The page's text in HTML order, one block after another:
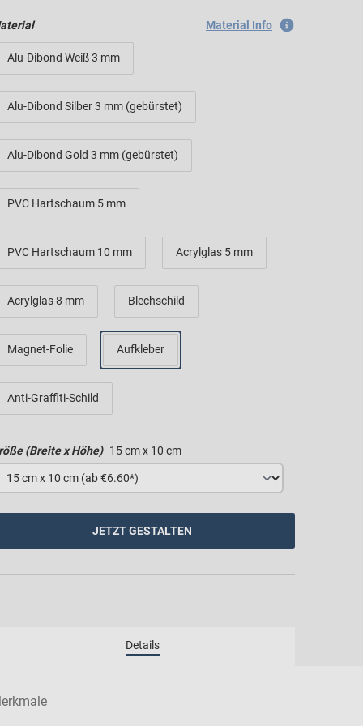
Material Info
Alu-Dibond Weiß 3 mm
Alu-Dibond Silber 3 mm (gebürstet)
Alu-Dibond Gold 3 mm (gebürstet)
PVC Hartschaum 5 mm
PVC Hartschaum 10 mm Acrylglas 5 mm
Acrylglas 8 mm Blechschild
Magnet-Folie Aufkleber
Anti-Graffiti-Schild
(Breite x Höhe) 15 cm x 10 cm
JETZT GESTALTEN